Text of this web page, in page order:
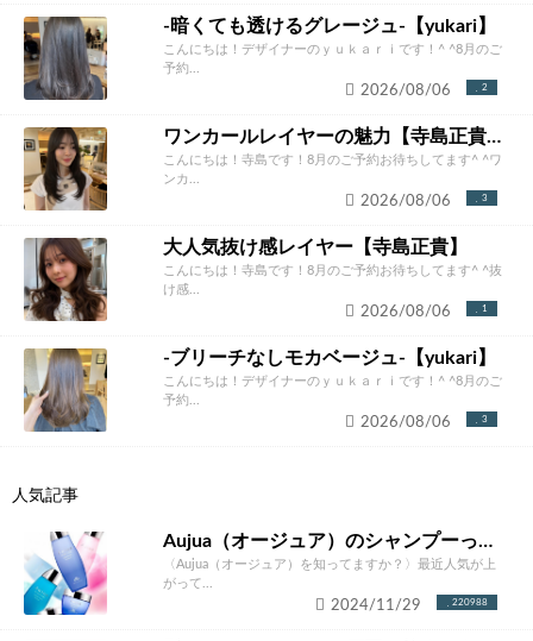
-暗くても透けるグレージュ-【yukari】
こんにちは！デザイナーのｙｕｋａｒｉです！^ ^8月のご
予約...
2
2026/08/06
ワンカールレイヤーの魅力【寺島正貴】
こんにちは！寺島です！8月のご予約お待ちしてます^ ^ワ
ンカ...
3
2026/08/06
大人気抜け感レイヤー【寺島正貴】
こんにちは！寺島です！8月のご予約お待ちしてます^ ^抜
け感...
1
2026/08/06
-ブリーチなしモカベージュ-【yukari】
こんにちは！デザイナーのｙｕｋａｒｉです！^ ^8月のご
予約...
3
2026/08/06
人気記事
Aujua（オージュア）のシャンプーって本当にいいの？ソムリエが徹底解説！
〈Aujua（オージュア）を知ってますか？〉最近人気が上
がって...
220988
2024/11/29